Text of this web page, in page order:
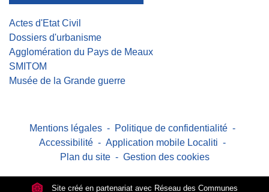
Actes d'Etat Civil
Dossiers d'urbanisme
Agglomération du Pays de Meaux
SMITOM
Musée de la Grande guerre
Mentions légales - Politique de confidentialité -
Accessibilité - Application mobile Localiti -
Plan du site - Gestion des cookies
Site créé en partenariat avec Réseau des Communes